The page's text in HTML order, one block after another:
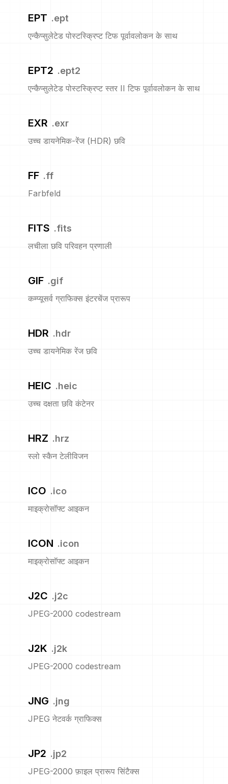
EPT .ept
एन्कैप्सुलेटेड पोस्टस्क्रिप्ट टिफ पूर्वावलोकन के साथ
EPT2 .ept2
एन्कैप्सुलेटेड पोस्टस्क्रिप्ट स्तर II टिफ पूर्वावलोकन के साथ
EXR .exr
उच्च डायनेमिक-रेंज (HDR) छवि
FF .ff
Farbfeld
FITS .fits
लचीला छवि परिवहन प्रणाली
GIF .gif
कम्प्यूसर्व ग्राफिक्स इंटरचेंज प्रारूप
HDR .hdr
उच्च डायनेमिक रेंज छवि
HEIC .heic
उच्च दक्षता छवि कंटेनर
HRZ .hrz
स्लो स्कैन टेलीविजन
ICO .ico
माइक्रोसॉफ्ट आइकन
ICON .icon
माइक्रोसॉफ्ट आइकन
J2C .j2c
JPEG-2000 codestream
J2K .j2k
JPEG-2000 codestream
JNG .jng
JPEG नेटवर्क ग्राफिक्स
JP2 .jp2
JPEG-2000 फ़ाइल प्रारूप सिंटैक्स